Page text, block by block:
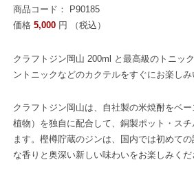
商品コード： P90185
価格 5,000 円 （税込）
クラフトジン岡山 200ml と最高級のトニッ
ントニックなどのカクテルをすぐにお楽しみ
クラフトジン岡山は、自社製の米焼酎をベ
植物）を独自に配合して、銅製ポット・ス
ます。樫樽貯蔵のジンは、国内では初めて
な香りと奥深い新しい味わいをお楽しみくだ